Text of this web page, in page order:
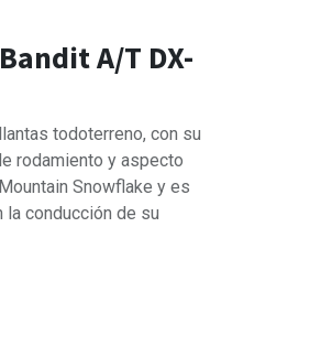
A/T DX-
todoterreno, con su
rodamiento y aspecto
Snowflake y es
la conducción de su